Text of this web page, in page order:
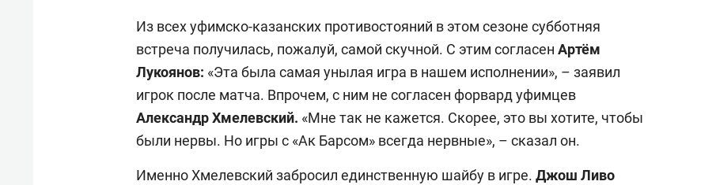
Из всех уфимско-казанских противостояний в этом сезоне субботняя
встреча получилась, пожалуй, самой скучной. С этим согласен Артём
Лукоянов: «Эта была самая унылая игра в нашем исполнении», – заявил
игрок после матча. Впрочем, с ним не согласен форвард уфимцев
Александр Хмелевский. «Мне так не кажется. Скорее, это вы хотите, чтобы
были нервы. Но игры с «Ак Барсом» всегда нервные», – сказал он.
Именно Хмелевский забросил единственную шайбу в игре. Джош Ливо